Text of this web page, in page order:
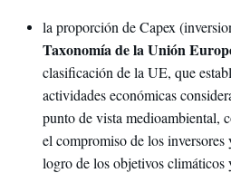
la proporción de Capex
Taxonomía de la Unión
clasificación de la UE, que
actividades económicas
punto de vista medioambiental,
el compromiso de los inversores
logro de los objetivos climáticos